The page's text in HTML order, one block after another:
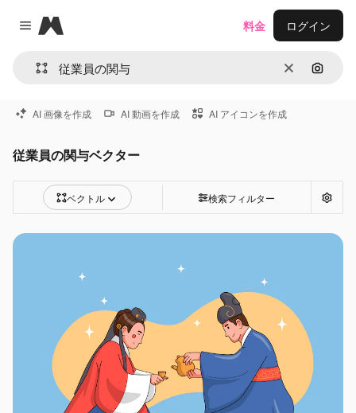
Close menu
Magnific
消去 画像で
料金 ログイン
AI 画像を作成 AI 動画を作成 AI アイコンを作成
従業員の関与ベクター
ベクトル 検索フィルター